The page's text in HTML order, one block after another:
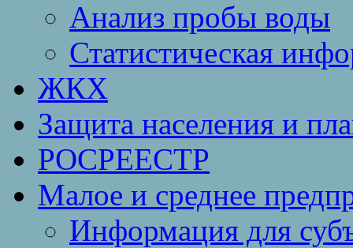
Анализ пробы воды
Статистическая
ЖКХ
Защита населения и
РОСРЕЕСТР
Малое и среднее
Информация для